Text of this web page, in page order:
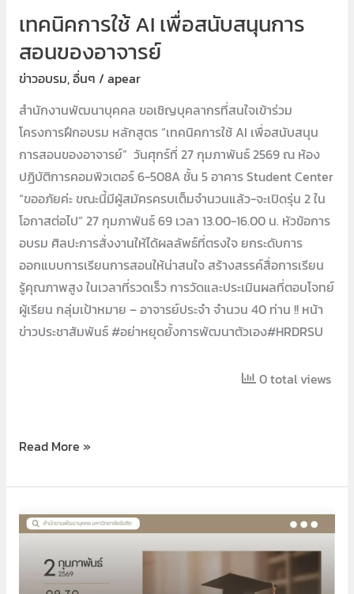
เทคนิคการใช้ AI เพื่อสนับสนุนการ
สอนของอาจารย์
ข่าวอบรม,อื่นๆ / apear
สำนักงานพัฒนาบุคคล ขอเชิญบุคลากรที่สนใจเข้าร่วม
โครงการฝึกอบรม หลักสูตร “เทคนิคการใช้ AI เพื่อสนับสนุน
การสอนของอาจารย์” วันศุกร์ที่ 27 กุมภาพันธ์ 2569 ณ ห้อง
ปฏิบัติการคอมพิวเตอร์ 6-508A ชั้น 5 อาคาร Student Center
“ขออภัยค่ะ ขณะนี้มีผู้สมัครครบเต็มจำนวนแล้ว-จะเปิดรุ่น 2 ใน
โอกาสต่อไป” 27 กุมภาพันธ์ 69 เวลา 13.00-16.00 น. หัวข้อการ
อบรม ศิลปะการสั่งงานให้ได้ผลลัพธ์ที่ตรงใจ ยกระดับการ
ออกแบบการเรียนการสอนให้น่าสนใจ สร้างสรรค์สื่อการเรียน
รู้คุณภาพสูง ในเวลาที่รวดเร็ว การวัดและประเมินผลที่ตอบโจทย์
ผู้เรียน กลุ่มเป้าหมาย – อาจารย์ประจำ จำนวน 40 ท่าน !! หน้า
ข่าวประชาสัมพันธ์ #อย่าหยุดยั้งการพัฒนาตัวเอง#HRDRSU
0 total views
Read More »
การ
ก้าว
ตำแหน่ง